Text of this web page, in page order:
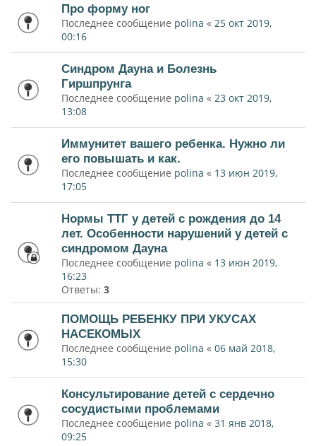
Про форму ног
Последнее сообщение polina « 25 окт 2019,
00:16
Синдром Дауна и Болезнь
Гиршпрунга
Последнее сообщение polina « 23 окт 2019,
13:08
Иммунитет вашего ребенка. Нужно ли
его повышать и как.
Последнее сообщение polina « 13 июн 2019,
17:05
Нормы ТТГ у детей с рождения до 14
лет. Особенности нарушений у детей с
синдромом Дауна
Последнее сообщение polina « 13 июн 2019,
16:23
Ответы: 3
ПОМОЩЬ РЕБЕНКУ ПРИ УКУСАХ
НАСЕКОМЫХ
Последнее сообщение polina « 06 май 2018,
15:30
Консультирование детей с сердечно
сосудистыми проблемами
Последнее сообщение polina « 31 янв 2018,
09:25